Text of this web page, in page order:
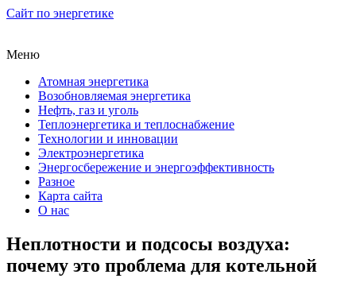
Сайт по энергетике
Меню
Атомная энергетика
Возобновляемая энергетика
Нефть, газ и уголь
Теплоэнергетика и теплоснабжение
Технологии и инновации
Электроэнергетика
Энергосбережение и энергоэффективность
Разное
Карта сайта
О нас
Неплотности и подсосы воздуха:
почему это проблема для котельной